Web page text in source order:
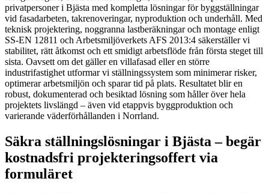
privatpersoner i Bjästa med kompletta lösningar för byggställningar
vid fasadarbeten, takrenoveringar, nyproduktion och underhåll. Med
teknisk projektering, noggranna lastberäkningar och montage enligt
SS-EN 12811 och Arbetsmiljöverkets AFS 2013:4 säkerställer vi
stabilitet, rätt åtkomst och ett smidigt arbetsflöde från första steget till
sista. Oavsett om det gäller en villafasad eller en större
industrifastighet utformar vi ställningssystem som minimerar risker,
optimerar arbetsmiljön och sparar tid på plats. Resultatet blir en
robust, dokumenterad och besiktad lösning som håller över hela
projektets livslängd – även vid etappvis byggproduktion och
varierande väderförhållanden i Norrland.
Säkra ställningslösningar i Bjästa – begär
kostnadsfri projekteringsoffert via
formuläret